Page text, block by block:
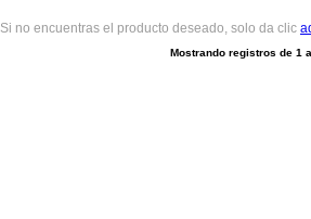
Si no encuentras el producto deseado, solo da clic
Mostrando registros de 1